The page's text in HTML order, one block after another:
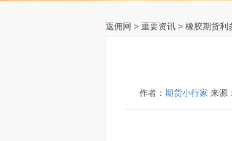
返佣网 > 重要资讯 > 橡胶期货利
作者： 期货小行家 来源：